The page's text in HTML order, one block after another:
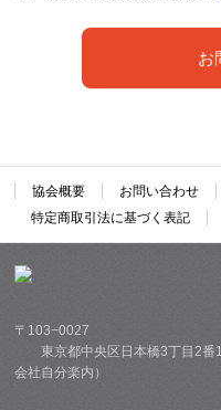
お
協会概要 お問い合わせ
特定商取引法に基づく表記
〒103−0027
東京都中央区日本橋3丁目2
会社自分楽内）